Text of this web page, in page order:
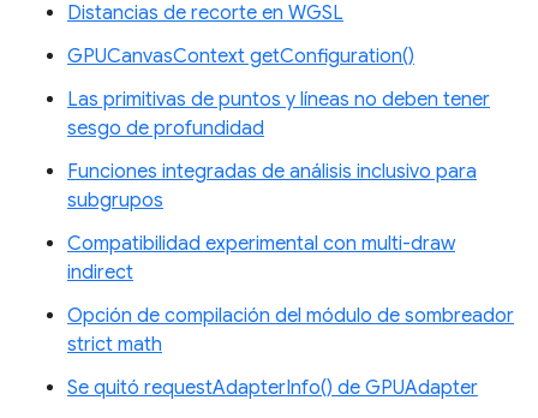
Distancias de recorte en WGSL
GPUCanvasContext getConfiguration()
Las primitivas de puntos y líneas no deben tener
sesgo de profundidad
Funciones integradas de análisis inclusivo para
subgrupos
Compatibilidad experimental con multi-draw
indirect
Opción de compilación del módulo de sombreador
strict math
Se quitó requestAdapterInfo() de GPUAdapter